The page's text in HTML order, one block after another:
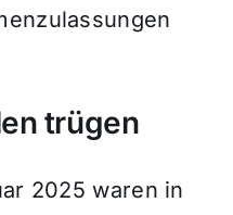
trügen
2025 waren in